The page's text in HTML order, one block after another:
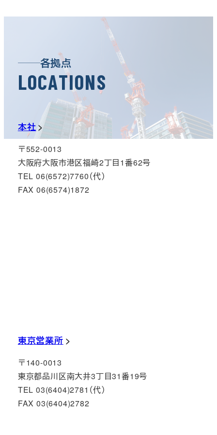
各拠点
LOCATIONS
本社
〒552-0013
大阪府大阪市港区福崎2丁目1番62号
TEL 06(6572)7760（代）
FAX 06(6574)1872
東京営業所
〒140-0013
東京都品川区南大井3丁目31番19号
TEL 03(6404)2781（代）
FAX 03(6404)2782